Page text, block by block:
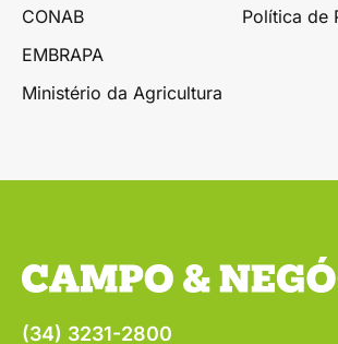
CONAB
EMBRAPA
Ministério da Agricultura
Política de
(34) 3231-2800